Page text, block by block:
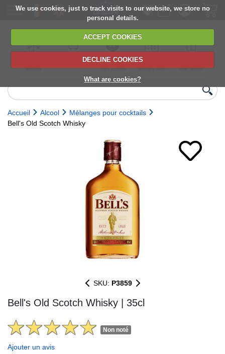
We use cookies, just to track visits to our website, we store no
personal details.
ACCEPT COOKIES
DECLINE COOKIES
What are cookies?
delivery
6,000+ products
Direct import
from Europe
Choose your
delivery date
next orders
Accueil Alcool
Mélanges pour cocktails
Bell's Old Scotch Whisky
SKU: P3859
Bell's Old Scotch Whisky | 35cl
Non noté
Ajouter un avis